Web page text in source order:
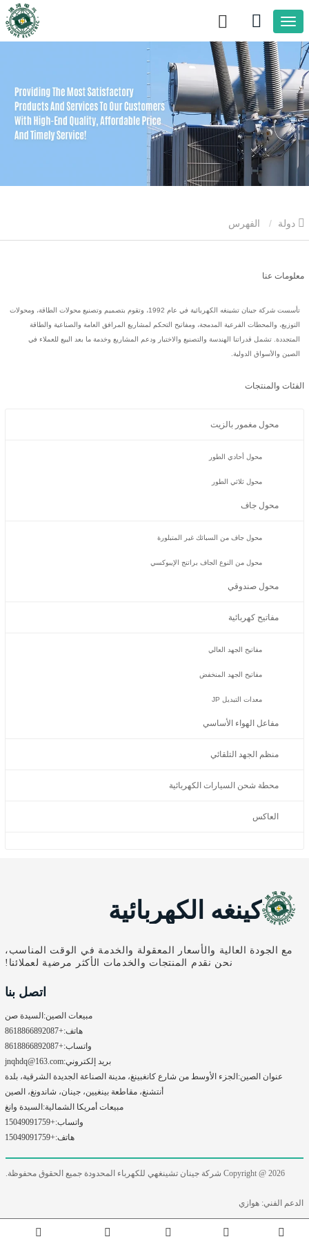
معلومات عنا
تأسست شركة جينان تشينغه الكهربائية في عام 1992، وتقوم بتصميم وتصنيع محولات الطاقة، ومحولات
التوزيع، والمحطات الفرعية المدمجة، ومفاتيح التحكم لمشاريع المرافق العامة والصناعية والطاقة
المتجددة. تشمل قدراتنا الهندسة والتصنيع والاختبار ودعم المشاريع وخدمة ما بعد البيع للعملاء في
الصين والأسواق الدولية.
الفئات والمنتجات
محول مغمور بالزيت
محول أحادي الطور
محول ثلاثي الطور
محول جاف
محول جاف من السبائك غير المتبلورة
محول من النوع الجاف براتنج الإيبوكسي
محول صندوقي
مفاتيح كهربائية
مفاتيح الجهد العالي
مفاتيح الجهد المنخفض
معدات التبديل JP
مفاعل الهواء الأساسي
منظم الجهد التلقائي
محطة شحن السيارات الكهربائية
العاكس
كينغه الكهربائية
مع الجودة العالية والأسعار المعقولة والخدمة في الوقت المناسب،
نحن نقدم المنتجات والخدمات الأكثر مرضية لعملائنا!
اتصل بنا
مبيعات الصين: السيدة صن
هاتف:+8618866892087
واتساب:+8618866892087
بريد إلكتروني:jnqhdq@163.com
عنوان الصين: الجزء الأوسط من شارع كانغبينغ، مدينة الصناعة الجديدة الشرقية، بلدة
أنتشنغ، مقاطعة بينغيين، جينان، شاندونغ، الصين
مبيعات أمريكا الشمالية: السيدة وانغ
واتساب:+15049091759
هاتف:+15049091759
Copyright @ 2026 شركة جينان تشينغهي للكهرباء المحدودة جميع الحقوق محفوظة.
الدعم الفني: هوازي